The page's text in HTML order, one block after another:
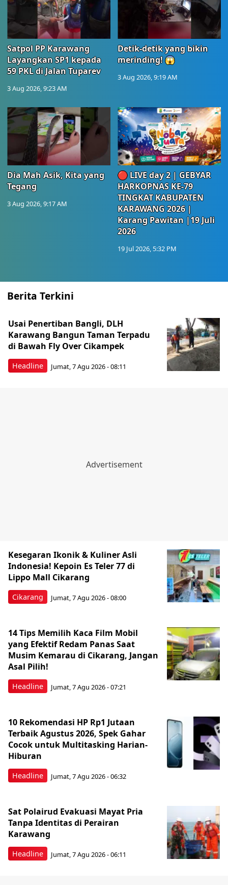
Satpol PP Karawang
Layangkan SP1 kepada
59 PKL di Jalan Tuparev
3 Aug 2026, 9:23 AM
Detik-detik yang bikin
merinding! 😱
3 Aug 2026, 9:19 AM
Dia Mah Asik, Kita yang
Tegang
3 Aug 2026, 9:17 AM
🔴 LIVE day 2 | GEBYAR
HARKOPNAS KE-79
TINGKAT KABUPATEN
KARAWANG 2026 |
Karang Pawitan |19 Juli
2026
19 Jul 2026, 5:32 PM
Berita Terkini
Headline
Usai Penertiban Bangli, DLH
Karawang Bangun Taman Terpadu
di Bawah Fly Over Cikampek
Jumat, 7 Agu 2026 - 08:11
Cikarang
Kesegaran Ikonik & Kuliner Asli
Indonesia! Kepoin Es Teler 77 di
Lippo Mall Cikarang
Jumat, 7 Agu 2026 - 08:00
Headline
14 Tips Memilih Kaca Film Mobil
yang Efektif Redam Panas Saat
Musim Kemarau di Cikarang, Jangan
Asal Pilih!
Jumat, 7 Agu 2026 - 07:21
Headline
10 Rekomendasi HP Rp1 Jutaan
Terbaik Agustus 2026, Spek Gahar
Cocok untuk Multitasking Harian-
Hiburan
Jumat, 7 Agu 2026 - 06:32
Headline
Sat Polairud Evakuasi Mayat Pria
Tanpa Identitas di Perairan
Karawang
Jumat, 7 Agu 2026 - 06:11